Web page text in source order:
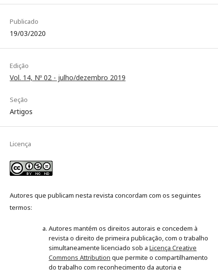
Publicado
19/03/2020
Edição
Vol. 14, Nº 02 - julho/dezembro 2019
Seção
Artigos
Licença
Autores que publicam nesta revista concordam com os seguintes
termos:
Autores mantém os direitos autorais e concedem à
revista o direito de primeira publicação, com o trabalho
simultaneamente licenciado sob a Licença Creative
Commons Attribution que permite o compartilhamento
do trabalho com reconhecimento da autoria e